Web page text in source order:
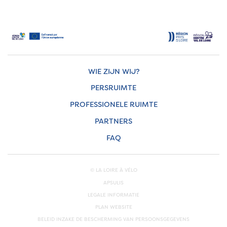
WIE ZIJN WIJ?
PERSRUIMTE
PROFESSIONELE RUIMTE
PARTNERS
FAQ
© LA LOIRE À VÉLO
APSULIS
LEGALE INFORMATIE
PLAN WEBSITE
BELEID INZAKE DE BESCHERMING VAN PERSOONSGEGEVENS